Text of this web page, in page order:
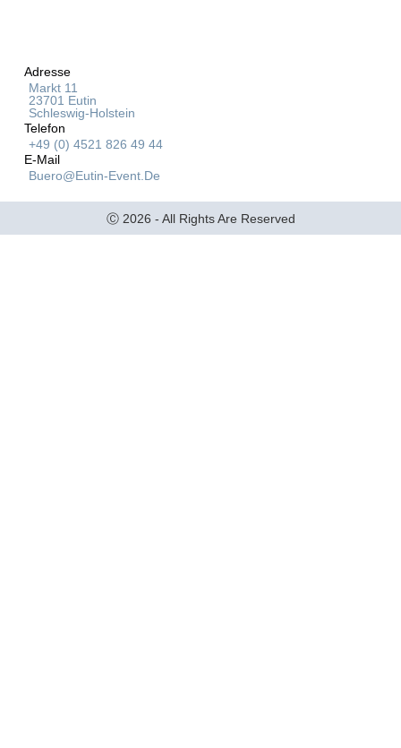
Adresse
Markt 11
23701 Eutin
Schleswig-Holstein
Telefon
+49 (0) 4521 826 49 44
E-Mail
Buero@eutin-Event.de
Ⓒ 2026 - All Rights Are Reserved